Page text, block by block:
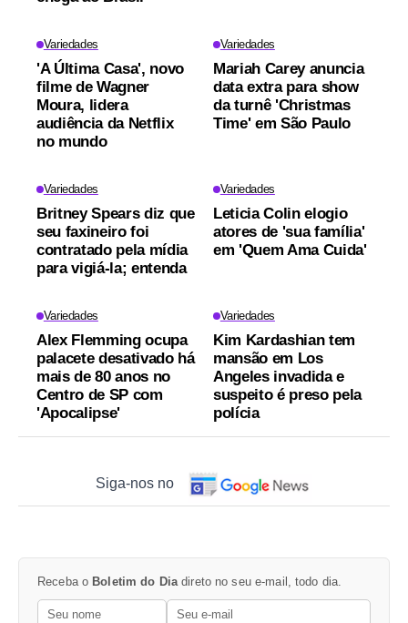
Variedades
'A Última Casa', novo
filme de Wagner
Moura, lidera
audiência da Netflix
no mundo
Variedades
Mariah Carey anuncia
data extra para show
da turnê 'Christmas
Time' em São Paulo
Variedades
Britney Spears diz que
seu faxineiro foi
contratado pela mídia
para vigiá-la; entenda
Variedades
Leticia Colin elogio
atores de 'sua família'
em 'Quem Ama Cuida'
Variedades
Alex Flemming ocupa
palacete desativado há
mais de 80 anos no
Centro de SP com
'Apocalipse'
Variedades
Kim Kardashian tem
mansão em Los
Angeles invadida e
suspeito é preso pela
polícia
Siga-nos no
Receba o Boletim do Diadireto no seu e-mail, todo dia.